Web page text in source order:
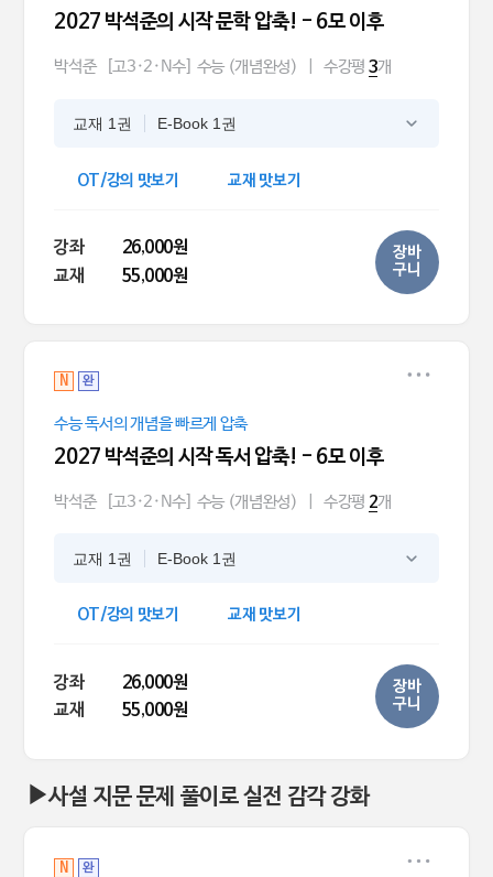
2027 박석준의 시작 문학 압축! - 6모 이후
박석준 [고3·2·N수] 수능 (개념완성) 수강평 3개
교재 1권 E-Book 1권
OT/강의 맛보기 교재 맛보기
강좌
26,000원
교재
55,000원
장바
구니
N 완
수능 독서의 개념을 빠르게 압축
2027 박석준의 시작 독서 압축! - 6모 이후
박석준 [고3·2·N수] 수능 (개념완성) 수강평 2개
교재 1권 E-Book 1권
OT/강의 맛보기 교재 맛보기
강좌
26,000원
교재
55,000원
장바
구니
▶사설 지문 문제 풀이로 실전 감각 강화
N 완